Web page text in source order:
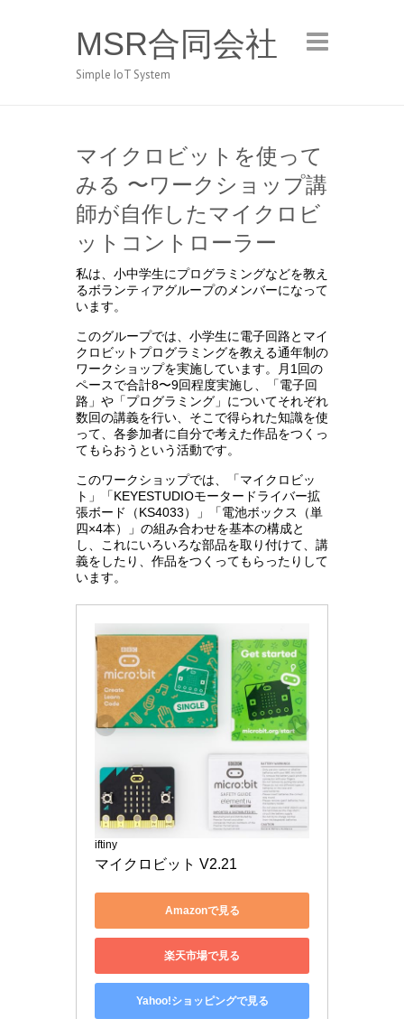
MSR合同会社
Simple IoT System
マイクロビットを使って
みる 〜ワークショップ講
師が自作したマイクロビ
ットコントローラー
私は、小中学生にプログラミングなどを教え
るボランティアグループのメンバーになって
います。
このグループでは、小学生に電子回路とマイ
クロビットプログラミングを教える通年制の
ワークショップを実施しています。月1回の
ペースで合計8〜9回程度実施し、「電子回
路」や「プログラミング」についてそれぞれ
数回の講義を行い、そこで得られた知識を使
って、各参加者に自分で考えた作品をつくっ
てもらおうという活動です。
このワークショップでは、「マイクロビッ
ト」「KEYESTUDIOモータードライバー拡
張ボード（KS4033）」「電池ボックス（単
四×4本）」の組み合わせを基本の構成と
し、これにいろいろな部品を取り付けて、講
義をしたり、作品をつくってもらったりして
います。
iftiny
マイクロビット V2.21
Amazonで見る
楽天市場で見る
Yahoo!ショッピングで見る